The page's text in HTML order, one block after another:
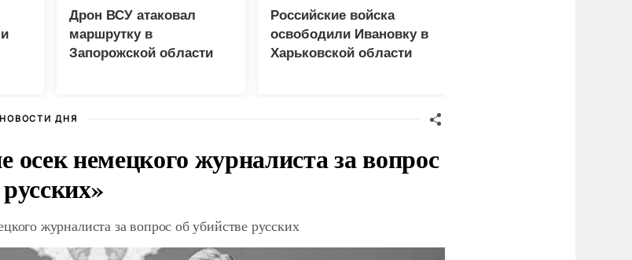
Дрон ВСУ атаковал
маршрутку в
Запорожской области
Российские войска
освободили Ивановку в
Харьковской области
НОВОСТИ ДНЯ
осек немецкого журналиста за вопрос
журналиста за вопрос об убийстве русских